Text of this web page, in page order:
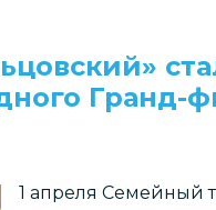
Гранд-
1 апреля Семейный